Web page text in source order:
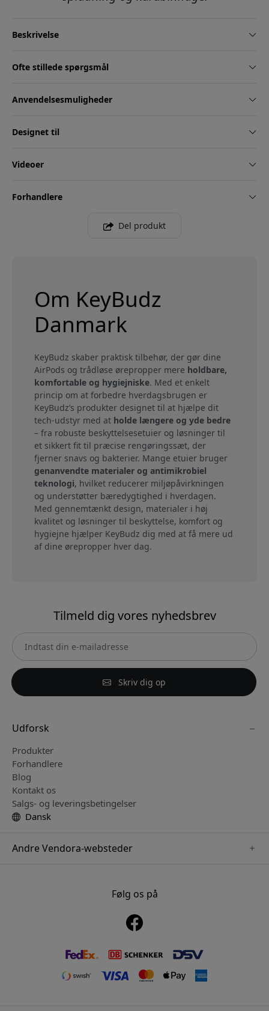
Beskrivelse
Ofte stillede spørgsmål
Anvendelsesmuligheder
Designet til
Videoer
Forhandlere
Del produkt
Om KeyBudz
Danmark
KeyBudz skaber praktisk tilbehør, der gør dine
AirPods og trådløse ørepropper mere holdbare,
komfortable og hygiejniske. Med et enkelt
princip om at forbedre hverdagsbrugen er
KeyBudz’s produkter designet til at hjælpe dit
tech-udstyr med at holde længere og yde bedre
– fra robuste beskyttelsesetuier og løsninger til
et sikkert fit til præcise rengøringssæt, der
fjerner snavs og bakterier. Mange etuier bruger
genanvendte materialer og antimikrobiel
teknologi, hvilket reducerer miljøpåvirkningen
og understøtter bæredygtighed i hverdagen.
Med gennemtænkt design, materialer i høj
kvalitet og løsninger til beskyttelse, komfort og
hygiejne hjælper KeyBudz dig med at få mere ud
af dine ørepropper hver dag.
Tilmeld dig vores nyhedsbrev
Skriv dig op
Udforsk
Produkter
Forhandlere
Blog
Kontakt os
Salgs- og leveringsbetingelser
Dansk
Andre Vendora-websteder
www.myfirst.se
Følg os på